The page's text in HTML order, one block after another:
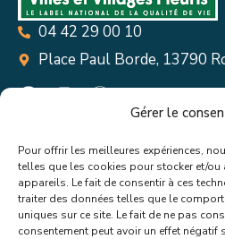
Gérer le
Pour offrir les meilleures expériences,
telles que les cookies pour stocker et/
appareils. Le fait de consentir à ces
traiter des données telles que le
uniques sur ce site. Le fait de ne pas
consentement peut avoir un effet négatif
04 42 29 00 10
Place Paul Borde, 13790
Suivez toutes les
actualités de votre